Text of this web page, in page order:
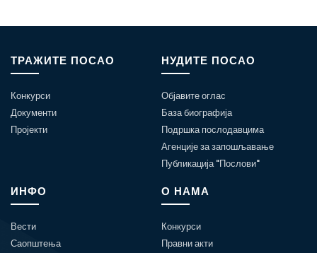
ТРАЖИТЕ ПОСАО
Конкурси
Документи
Пројекти
НУДИТЕ ПОСАО
Објавите оглас
База биографија
Подршка послодавцима
Агенције за запошљавање
Публикација "Послови"
ИНФО
Вести
Саопштења
О НАМА
Конкурси
Правни акти